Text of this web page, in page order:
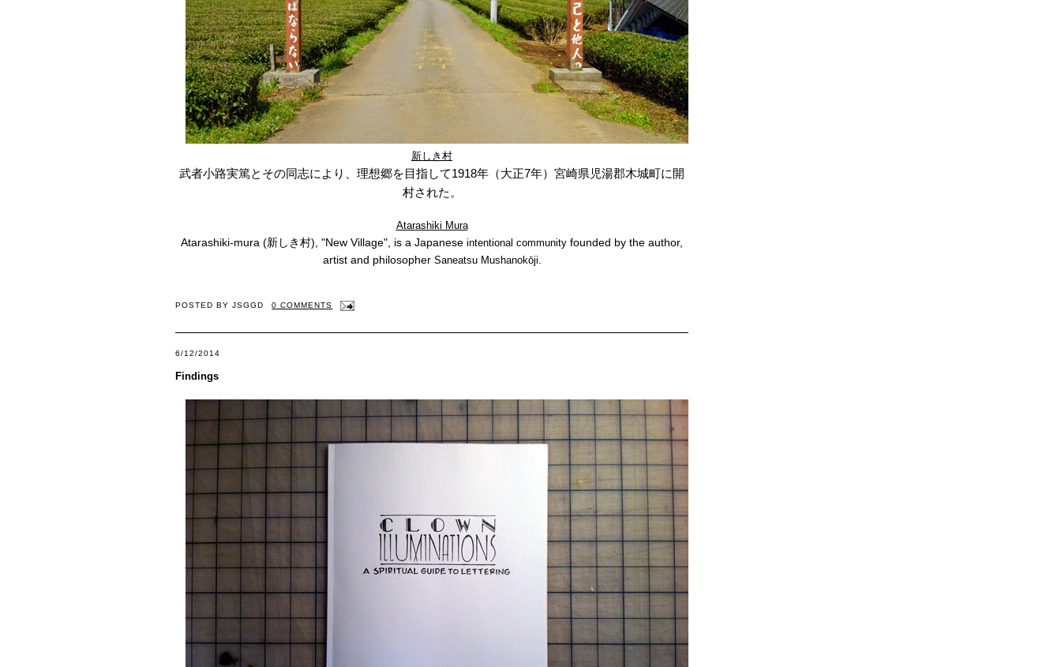
新しき村
武者小路実篤とその同志により、 理想郷を目指して1918年 （大正7年） 宮崎県児湯郡木城町に開
村された。
Atarashiki Mura
Atarashiki-mura (新しき村) , "New Village", is a Japanese intentional community founded by the author,
artist and philosopher Saneatsu Mushanokōji
POSTED BYJSGGD 0 COMMENTS
6/12/2014
Findings